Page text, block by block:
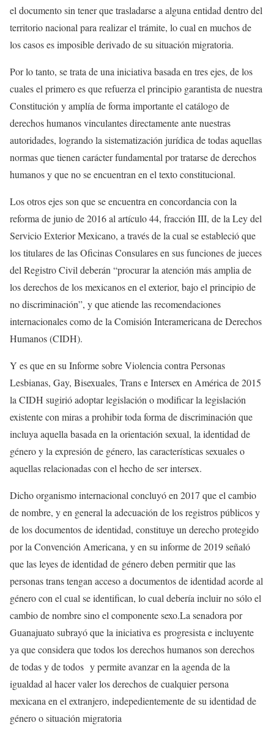
el documento sin tener que trasladarse a alguna entidad dentro del
territorio nacional para realizar el trámite, lo cual en muchos de
los casos es imposible derivado de su situación migratoria.
Por lo tanto, se trata de una iniciativa basada en tres ejes, de los
cuales el primero es que refuerza el principio garantista de nuestra
Constitución y amplía de forma importante el catálogo de
derechos humanos vinculantes directamente ante nuestras
autoridades, logrando la sistematización jurídica de todas aquellas
normas que tienen carácter fundamental por tratarse de derechos
humanos y que no se encuentran en el texto constitucional.
Los otros ejes son que se encuentra en concordancia con la
reforma de junio de 2016 al artículo 44, fracción III, de la Ley del
Servicio Exterior Mexicano, a través de la cual se estableció que
los titulares de las Oficinas Consulares en sus funciones de jueces
del Registro Civil deberán “procurar la atención más amplia de
los derechos de los mexicanos en el exterior, bajo el principio de
no discriminación”, y que atiende las recomendaciones
internacionales como de la Comisión Interamericana de Derechos
Humanos (CIDH).
Y es que en su Informe sobre Violencia contra Personas
Lesbianas, Gay, Bisexuales, Trans e Intersex en América de 2015
la CIDH sugirió adoptar legislación o modificar la legislación
existente con miras a prohibir toda forma de discriminación que
incluya aquella basada en la orientación sexual, la identidad de
género y la expresión de género, las características sexuales o
aquellas relacionadas con el hecho de ser intersex.
Dicho organismo internacional concluyó en 2017 que el cambio
de nombre, y en general la adecuación de los registros públicos y
de los documentos de identidad, constituye un derecho protegido
por la Convención Americana, y en su informe de 2019 señaló
que las leyes de identidad de género deben permitir que las
personas trans tengan acceso a documentos de identidad acorde al
género con el cual se identifican, lo cual debería incluir no sólo el
cambio de nombre sino el componente sexo.La senadora por
Guanajuato subrayó que la iniciativa es progresista e incluyente
ya que considera que todos los derechos humanos son derechos
de todas y de todos y permite avanzar en la agenda de la
igualdad al hacer valer los derechos de cualquier persona
mexicana en el extranjero, indepedientemente de su identidad de
género o situación migratoria